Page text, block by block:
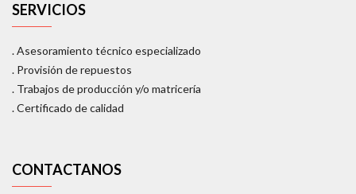
SERVICIOS
. Asesoramiento técnico especializado
. Provisión de repuestos
. Trabajos de producción y/o matricería
. Certificado de calidad
CONTACTANOS